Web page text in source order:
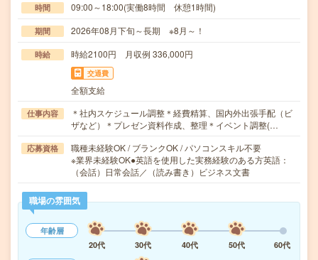
時間 09:00～18:00(実働8時間 休憩1時間)
期間 2026年08月下旬～長期 ※8月～！
時給 時給2100円 月収例 336,000円
交通費
全額支給
仕事内容
＊社内スケジュール調整＊経費精算、国内外出張手配（ビ
ザなど）＊プレゼン資料作成、整理＊イベント調整(…
応募資格
職種未経験OK / ブランクOK / パソコンスキル不要
※業界未経験OK●英語を使用した実務経験のある方英語：
（会話）日常会話／（読み書き）ビジネス文書
職場の雰囲気
年齢層
20代
30代 40代 50代
60代